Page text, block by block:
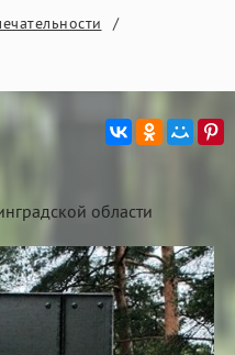
/
области